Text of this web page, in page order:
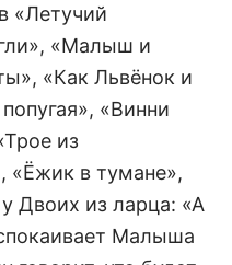
«Летучий
«Малыш и
«Как Львёнок и
«Винни
из
«Ёжик в тумане»,
Двоих из ларца: «А
Малыша